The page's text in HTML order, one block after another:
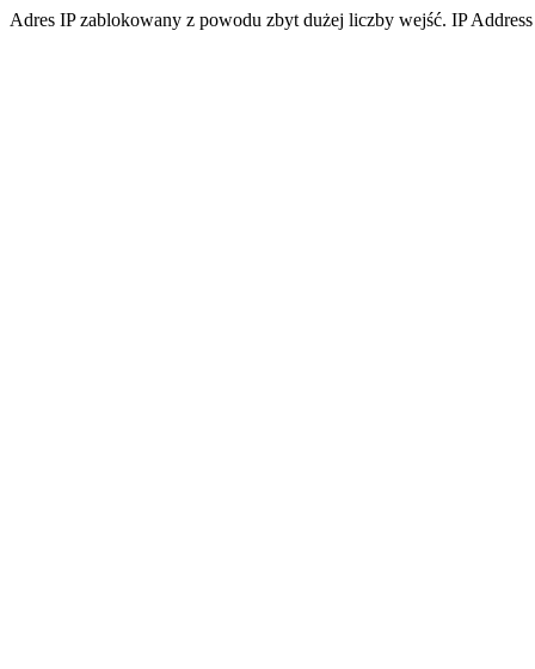
Adres IP zablokowany z powodu zbyt dużej liczby wejść. IP